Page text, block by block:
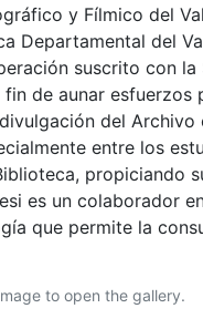
y Fílmico del
Departamental del
suscrito con la
de aunar esfuerzos
del Archivo
entre los
propiciando
es un colaborador
que permite la
to open the gallery.